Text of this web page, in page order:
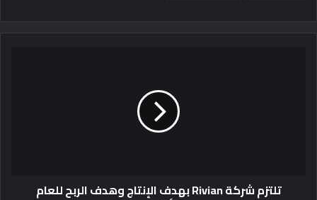
تلتزم شركة Rivian بهدف الإنتاج وهدف الربح للعام